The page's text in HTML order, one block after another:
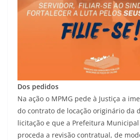
Dos pedidos
Na ação o MPMG pede à Justiça a
do contrato de locação originário da
licitação e que a Prefeitura
proceda a revisão contratual, de